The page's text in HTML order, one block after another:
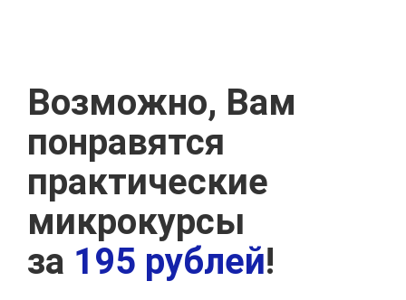
Возможно, Вам
понравятся
практические
микрокурсы
за 195 рублей!